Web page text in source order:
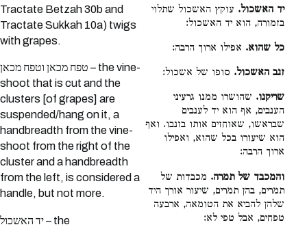
Tractate Betzah 30b and
Tractate Sukkah 10a) twigs
with grapes.
טפח מכאן וטפח מכאן – the vine-
shoot that is cut and the
clusters [of grapes] are
suspended/hang on it, a
handbreadth from the vine-
shoot from the right of the
cluster and a handbreadth
from the left, is considered a
handle, but not more.
יד האשכול – the
יד האשכול. עוקץ האשכול שתלוי
בזמורה, הוא יד האשכול:
כל שהוא. אפילו ארוך הרבה:
זנב האשכול. סופו של אשכול:
שריקנו. שהושרו ממנו גרעיני
הענבים, אף הוא יד לענבים
שבראשו, שאוחזים אותו בזנבו. ואף
הוא שיעורו בכל שהוא, ואפילו
ארוך הרבה:
והמכבד של תמרה. מכבדות של
תמרים, בהן תמרים, שיעור אורך היד
שלהן להביא את הטומאה, ארבעה
טפחים, אבל טפי לא: